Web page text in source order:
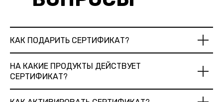
КАК ПОДАРИТЬ СЕРТИФИКАТ?
НА КАКИЕ ПРОДУКТЫ ДЕЙСТВУЕТ
СЕРТИФИКАТ?